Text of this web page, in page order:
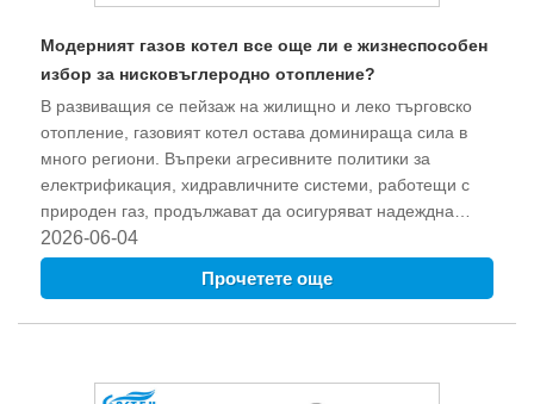
Модерният газов котел все още ли е жизнеспособен
избор за нисковъглеродно отопление?
В развиващия се пейзаж на жилищно и леко търговско
отопление, газовият котел остава доминираща сила в
много региони. Въпреки агресивните политики за
електрификация, хидравличните системи, работещи с
природен газ, продължават да осигуряват надеждна
топлина с висока температура за радиатори и подови
контури.
2026-06-04
Прочетете още